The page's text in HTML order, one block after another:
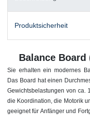
Produktsicherheit
Balance
Sie erhalten ein modernes
Das Board hat einen
Gewichtsbelastungen von ca.
die Koordination, die Motorik
geeignet für Anfänger und